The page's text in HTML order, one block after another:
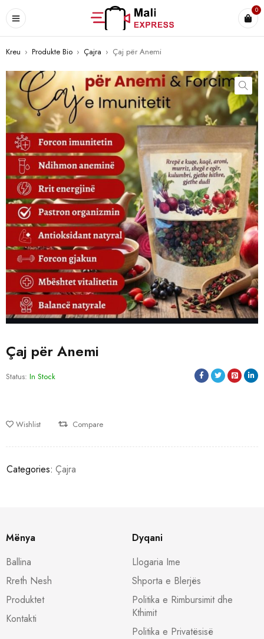
0
Kreu › Produkte Bio › Çajra › Çaj për Anemi
Çaj për Anemi
Status: In Stock
Wishlist Compare
Categories: Çajra
Mënya
Ballina
Rreth Nesh
Produktet
Kontakti
Dyqani
Llogaria Ime
Shporta e Blerjës
Politika e Rimbursimit dhe
Kthimit
Politika e Privatësisë